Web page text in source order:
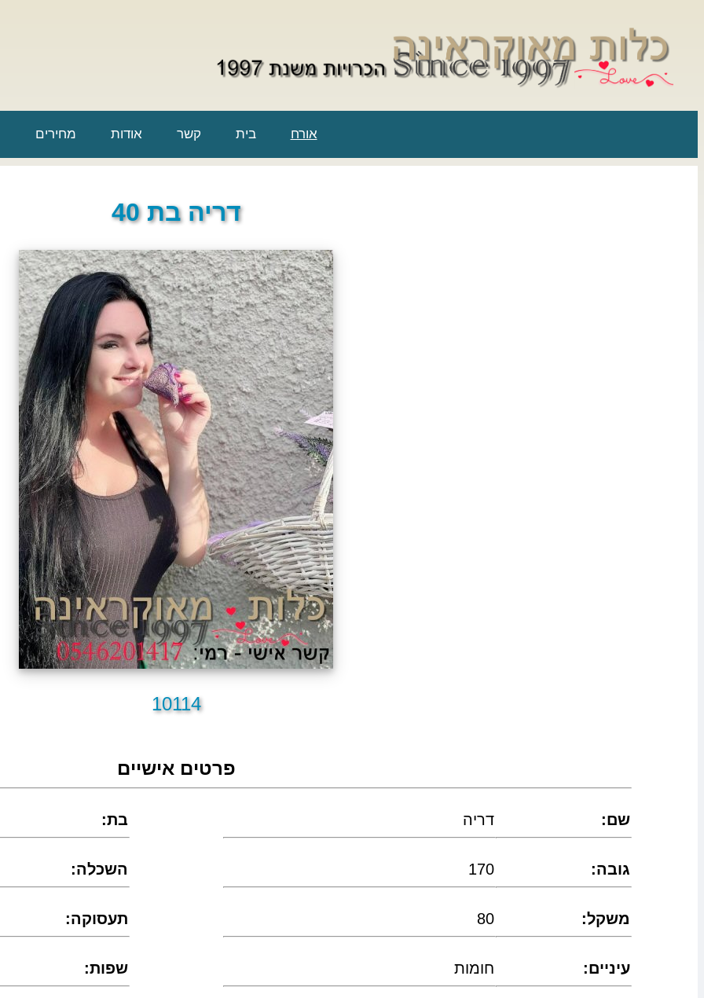
אורח בית קשר אודות מחירים
דריה בת 40
10114
פרטים אישיים
:בת דריה :שם
:השכלה 170 :גובה
:תעסוקה 80 :משקל
:שפות חומות :עיניים